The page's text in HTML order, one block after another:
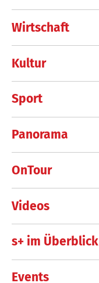
Wirtschaft
Kultur
Sport
Panorama
OnTour
Videos
s+ im Überblick
Events